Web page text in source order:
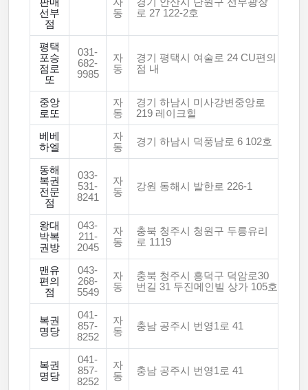
선부
점
동
로 27 122-2호
평택
포승
점로
또
031-
682-
9985
자
동
경기 평택시 여술로 24 CU편의
점 내
중앙
로또
자
동
경기 하남시 미사강변중앙로
219 레이크힐
베베
하엘
자
동
경기 하남시 덕풍남로 6 102호
동해
복권
전문
점
033-
531-
8241
자
동
강원 동해시 발한로 226-1
왕대
박복
권방
043-
211-
2045
자
동
충북 청주시 청원구 두릉유리
로 1119
맨유
편의
점
043-
268-
5549
자
동
충북 청주시 흥덕구 덕암로30
번길 31 두진메인빌 상가 105호
복권
명당
041-
857-
8252
자
동
충남 공주시 번영1로 41
복권
명당
041-
857-
8252
자
동
충남 공주시 번영1로 41